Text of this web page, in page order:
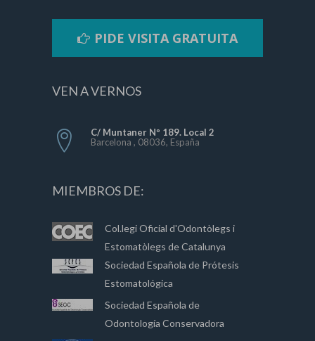
PIDE VISITA GRATUITA
VEN A VERNOS
C/ Muntaner Nº 189. Local 2
Barcelona , 08036, España
MIEMBROS DE:
Col.legi Oficial d'Odontòlegs i
Estomatòlegs de Catalunya
Sociedad Española de Prótesis
Estomatológica
Sociedad Española de
Odontología Conservadora